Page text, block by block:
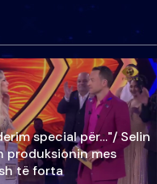
special për…"/ Selin
produksionin mes
të forta